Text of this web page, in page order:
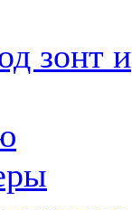
зонт и